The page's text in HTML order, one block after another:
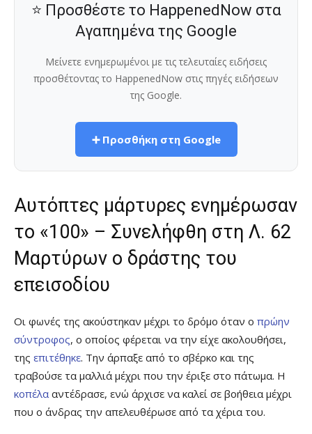
⭐ Προσθέστε το HappenedNow στα
Αγαπημένα της Google
Μείνετε ενημερωμένοι με τις τελευταίες ειδήσεις
προσθέτοντας το HappenedNow στις πηγές ειδήσεων
της Google.
➕ Προσθήκη στη Google
Αυτόπτες μάρτυρες ενημέρωσαν
το «100» – Συνελήφθη στη Λ. 62
Μαρτύρων ο δράστης του
επεισοδίου
Οι φωνές της ακούστηκαν μέχρι το δρόμο όταν ο πρώην
σύντροφος, ο οποίος φέρεται να την είχε ακολουθήσει,
της επιτέθηκε. Την άρπαξε από το σβέρκο και της
τραβούσε τα μαλλιά μέχρι που την έριξε στο πάτωμα. Η
κοπέλα αντέδρασε, ενώ άρχισε να καλεί σε βοήθεια μέχρι
που ο άνδρας την απελευθέρωσε από τα χέρια του.